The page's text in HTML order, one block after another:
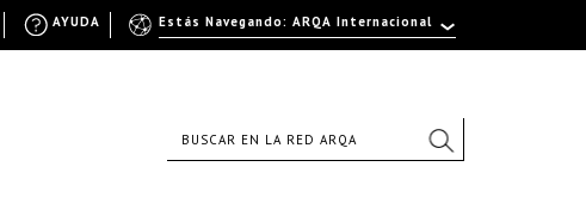
Estás Navegando: ARQA Internacional
AYUDA